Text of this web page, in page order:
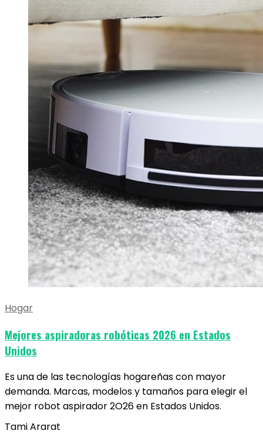
Hogar
Mejores aspiradoras robóticas 2026 en Estados
Unidos
Es una de las tecnologías hogareñas con mayor
demanda. Marcas, modelos y tamaños para elegir el
mejor robot aspirador 2O26 en Estados Unidos.
Tami Ararat